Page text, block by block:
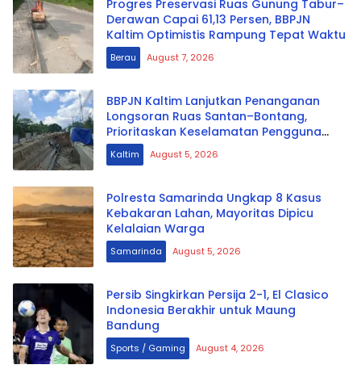
Progres Preservasi Ruas Gunung Tabur–
Derawan Capai 61,13 Persen, BBPJN
Kaltim Optimistis Rampung Tepat Waktu
Berau August 7, 2026
BBPJN Kaltim Lanjutkan Penanganan
Longsoran Ruas Santan–Bontang,
Prioritaskan Keselamatan Pengguna
Jalan
Kaltim August 5, 2026
Polresta Samarinda Ungkap 8 Kasus
Kebakaran Lahan, Mayoritas Dipicu
Kelalaian Warga
Samarinda August 5, 2026
Persib Singkirkan Persija 2-1, El Clasico
Indonesia Berakhir untuk Maung
Bandung
Sports / Gaming August 4, 2026